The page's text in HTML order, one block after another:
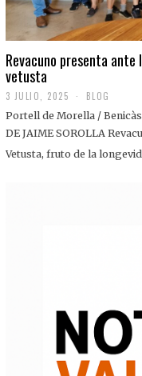
Revacuno presenta ante
vetusta
3 JULIO, 2025
J
U
I
BLOG
Portell de Morella /
DE JAIME SOROLLA
Vetusta, fruto de la